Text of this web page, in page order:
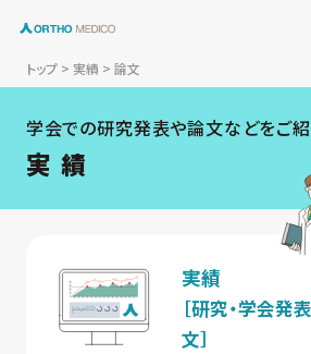
トップ> 実績 > 論文
学会での研究発表や論文などをご
実 績
実績
［研究・学会発
文］